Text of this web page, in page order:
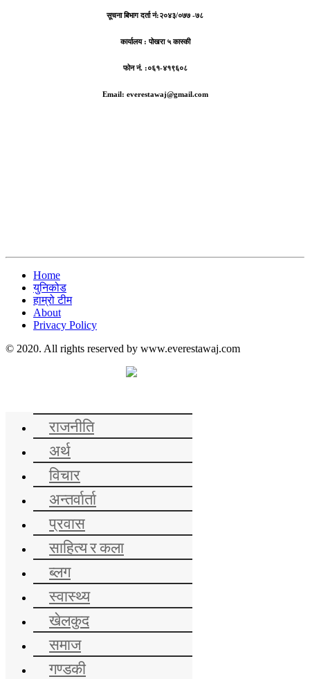
सूचना बिभाग दर्ता नं:२०४३/०७७ -७८
कार्यालय :पोखरा ५ कास्की
फोन नं. :०६१-४१९६०८
Email: everestawaj@gmail.com
Home
युनिकोड
हाम्रो टीम
About
Privacy Policy
© 2020. All rights reserved by www.everestawaj.com
राजनीति
अर्थ
विचार
अन्तर्वार्ता
प्रवास
साहित्य र कला
ब्लग
स्वास्थ्य
खेलकुद
समाज
गण्डकी